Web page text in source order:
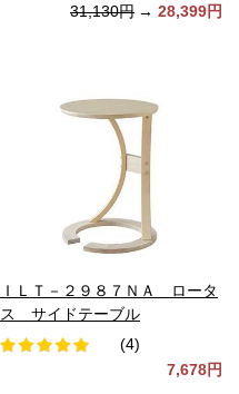
31,130円 → 28,399円
ＩＬＴ－２９８７ＮＡ ロータ
ス サイドテーブル
(4)
7,678円